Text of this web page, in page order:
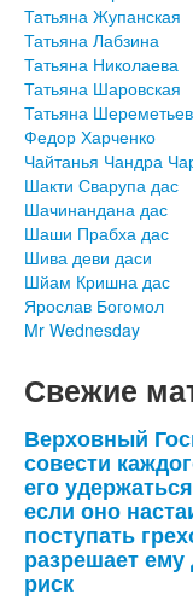
Татьяна Жупанская
Татьяна Лабзина
Татьяна Николаева
Татьяна Шаровская
Татьяна
Федор Харченко
Чайтанья Чандра
Шакти Сварупа дас
Шачинандана дас
Шаши Прабха дас
Шива деви даси
Шйам Кришна дас
Ярослав Богомол
Mr Wednesday
Свежие
Верховный
совести
его
если оно
поступать
разрешает ему
риск